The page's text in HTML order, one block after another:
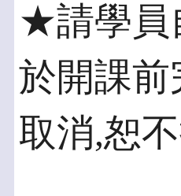
★請學員
於開課前
取消,恕